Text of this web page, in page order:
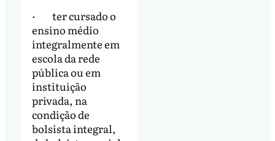
· ter cursado o
ensino médio
integralmente em
escola da rede
pública ou em
instituição
privada, na
condição de
bolsista integral,